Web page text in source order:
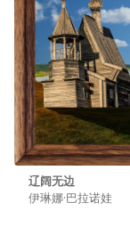
辽阔无边
伊琳娜·巴拉诺娃